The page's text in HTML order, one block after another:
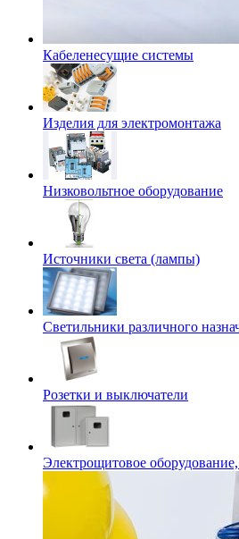
Кабеленесущие системы
Изделия для электромонтажа
Низковольтное оборудование
Источники света (лампы)
Светильники различного
Розетки и выключатели
Электрощитовое